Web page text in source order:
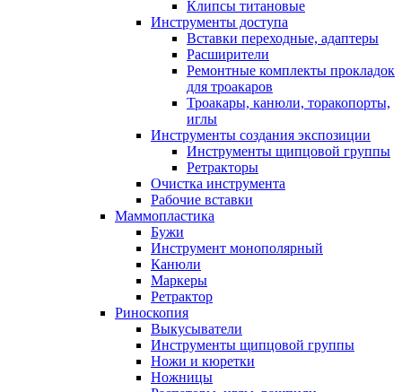
Клипсы титановые
Инструменты доступа
Вставки переходные, адаптеры
Расширители
Ремонтные комплекты прокладок
для троакаров
Троакары, канюли, торакопорты,
иглы
Инструменты создания экспозиции
Инструменты щипцовой группы
Ретракторы
Очистка инструмента
Рабочие вставки
Маммопластика
Бужи
Инструмент монополярный
Канюли
Маркеры
Ретрактор
Риноскопия
Выкусыватели
Инструменты щипцовой группы
Ножи и кюретки
Ножницы